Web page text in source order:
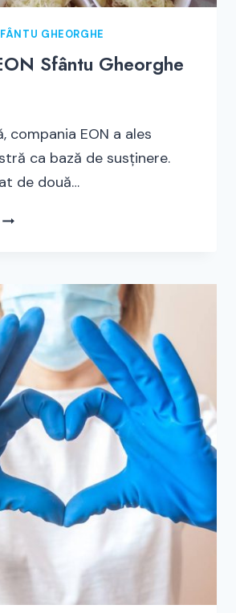
GHEORGHE
Sfântu Gheorghe
compania EON a ales
ca bază de susținere.
de două…